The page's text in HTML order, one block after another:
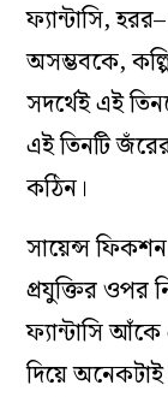
ফ্যান্টাসি,
অসম্ভবকে,
সদর্থেই এই
এই তিনটি
কঠিন।
সায়েন্স ফিকশন
প্রযুক্তির ওপর
ফ্যান্টাসি
দিয়ে